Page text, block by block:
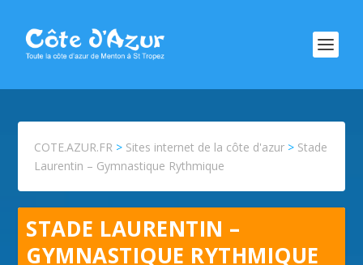
COTE.AZUR.FR > Sites internet de la côte d'azur > Stade
Laurentin – Gymnastique Rythmique
STADE LAURENTIN –
GYMNASTIQUE RYTHMIQUE